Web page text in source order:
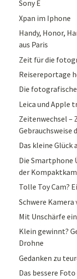
Sony E
Xpan im Iphone
Handy, Honor,
aus Paris
Zeit für die
Reisereportage
Die fotografische
Leica und Apple
Zeitenwechsel –
Gebrauchsweise
Das kleine Glück
Die Smartphone
der
Tolle Toy Cam?
Schwere
Mit Unschärfe
Klein gewinnt?
Drohne
Gedanken zu
Das bessere